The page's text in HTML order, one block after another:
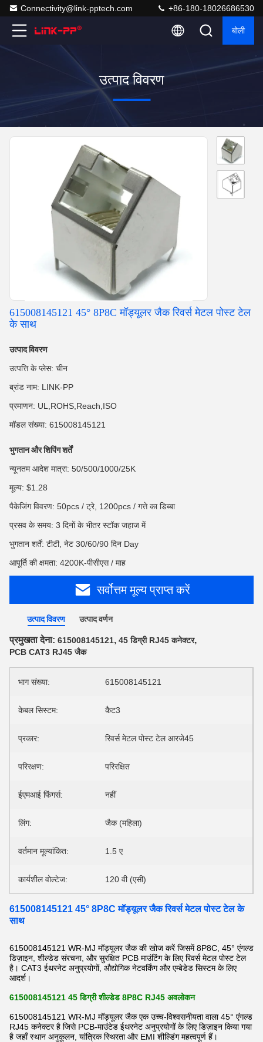
Connectivity@link-pptech.com +86-180-18026686530
बोली
उत्पाद विवरण
615008145121 45° 8P8C मॉड्यूलर जैक रिवर्स मेटल पोस्ट टेल
के साथ
उत्पाद विवरण
उत्पत्ति के प्लेस: चीन
ब्रांड नाम: LINK-PP
प्रमाणन: UL,ROHS,Reach,ISO
मॉडल संख्या: 615008145121
भुगतान और शिपिंग शर्तें
न्यूनतम आदेश मात्रा: 50/500/1000/25K
मूल्य: $1.28
पैकेजिंग विवरण: 50pcs / ट्रे, 1200pcs / गत्ते का डिब्बा
प्रसव के समय: 3 दिनों के भीतर स्टॉक जहाज में
भुगतान शर्तें: टीटी, नेट 30/60/90 दिन Day
आपूर्ति की क्षमता: 4200K-पीसीएस / माह
सर्वोत्तम मूल्य प्राप्त करें
उत्पाद विवरण उत्पाद वर्णन
प्रमुखता देना: 615008145121, 45 डिग्री RJ45 कनेक्टर,
PCB CAT3 RJ45 जैक
भाग संख्या: 615008145121
केबल सिस्टम: कैट3
प्रकार: रिवर्स मेटल पोस्ट टेल आरजे45
परिरक्षण: परिरक्षित
ईएमआई फिंगर्स: नहीं
लिंग: जैक (महिला)
वर्तमान मूल्यांकित: 1.5 ए
कार्यशील वोल्टेज: 120 वी (एसी)
615008145121 45° 8P8C मॉड्यूलर जैक रिवर्स मेटल पोस्ट टेल के
साथ
615008145121 WR-MJ मॉड्यूलर जैक की खोज करें जिसमें 8P8C, 45° एंगल्ड
डिज़ाइन, शील्डेड संरचना, और सुरक्षित PCB माउंटिंग के लिए रिवर्स मेटल पोस्ट टेल
है। CAT3 ईथरनेट अनुप्रयोगों, औद्योगिक नेटवर्किंग और एम्बेडेड सिस्टम के लिए
आदर्श।
615008145121 45 डिग्री शील्डेड 8P8C RJ45 अवलोकन
615008145121 WR-MJ मॉड्यूलर जैक एक उच्च-विश्वसनीयता वाला 45° एंगल्ड
RJ45 कनेक्टर है जिसे PCB-माउंटेड ईथरनेट अनुप्रयोगों के लिए डिज़ाइन किया गया
है जहाँ स्थान अनुकूलन, यांत्रिक स्थिरता और EMI शील्डिंग महत्वपूर्ण हैं।